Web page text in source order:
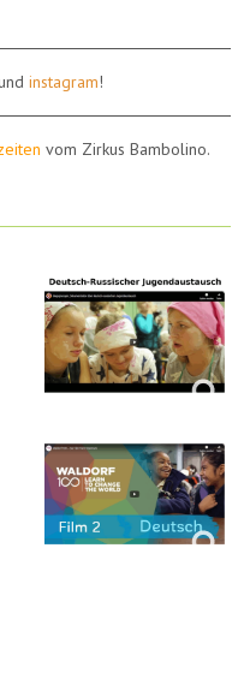
instagram!
vom Zirkus Bambolino.